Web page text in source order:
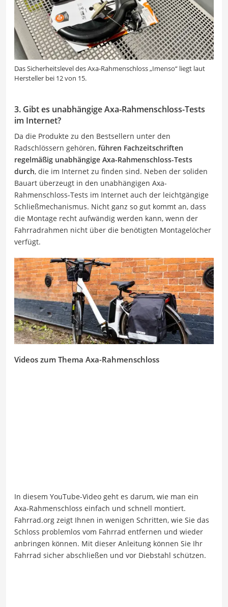
Das Sicherheitslevel des Axa-Rahmenschloss „Imenso“ liegt laut
Hersteller bei 12 von 15.
3. Gibt es unabhängige Axa-Rahmenschloss-Tests
im Internet?
Da die Produkte zu den Bestsellern unter den
Radschlössern gehören, führen Fachzeitschriften
regelmäßig unabhängige Axa-Rahmenschloss-Tests
durch, die im Internet zu finden sind. Neben der soliden
Bauart überzeugt in den unabhängigen Axa-
Rahmenschloss-Tests im Internet auch der leichtgängige
Schließmechanismus. Nicht ganz so gut kommt an, dass
die Montage recht aufwändig werden kann, wenn der
Fahrradrahmen nicht über die benötigten Montagelöcher
verfügt.
Videos zum Thema Axa-Rahmenschloss
In diesem YouTube-Video geht es darum, wie man ein
Axa-Rahmenschloss einfach und schnell montiert.
Fahrrad.org zeigt Ihnen in wenigen Schritten, wie Sie das
Schloss problemlos vom Fahrrad entfernen und wieder
anbringen können. Mit dieser Anleitung können Sie Ihr
Fahrrad sicher abschließen und vor Diebstahl schützen.